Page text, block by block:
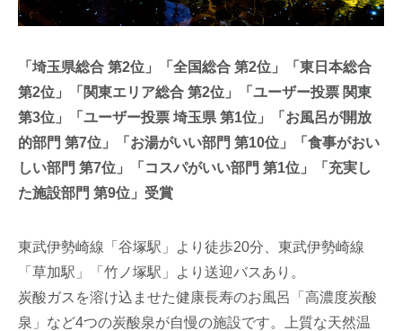
「埼玉県総合 第2位」「全国総合 第2位」「東日本総合
第2位」「関東エリア総合 第2位」「ユーザー投票 関東
第3位」「ユーザー投票 埼玉県 第1位」「お風呂が開放
的部門 第7位」「お湯がいい部門 第10位」「食事がおい
しい部門 第7位」「コスパがいい部門 第1位」「充実し
た施設部門 第9位」受賞
東武伊勢崎線「谷塚駅」より徒歩20分、東武伊勢崎線
「草加駅」「竹ノ塚駅」より送迎バスあり。
炭酸ガスを溶け込ませた健康長寿のお風呂「高濃度炭酸
泉」など4つの炭酸泉が自慢の施設です。上質な天然温